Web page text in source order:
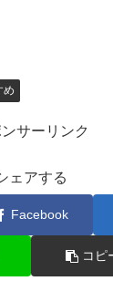
め
サーリンク
ェアする
Facebook
コピ